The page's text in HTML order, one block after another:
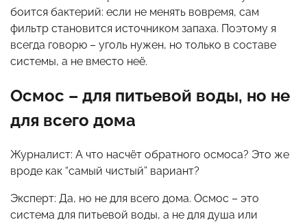
боится бактерий: если не менять вовремя, сам
фильтр становится источником запаха. Поэтому я
всегда говорю – уголь нужен, но только в составе
системы, а не вместо неё.
Осмос – для питьевой воды, но не
для всего дома
Журналист: А что насчёт обратного осмоса? Это же
вроде как “самый чистый” вариант?
Эксперт: Да, но не для всего дома. Осмос – это
система для питьевой воды, а не для душа или